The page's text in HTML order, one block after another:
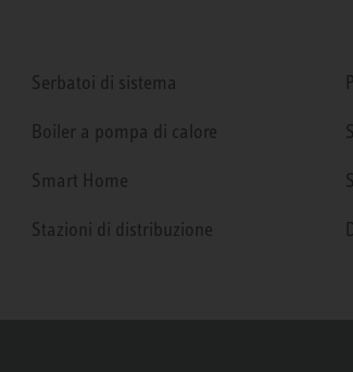
Serbatoi di sistema
Boiler a pompa di calore
Smart Home
Stazioni di distribuzione